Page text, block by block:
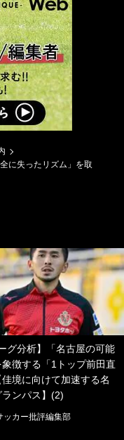
に失ったリズム」を取
グ分析】「名古屋の可能
徴する「1トップ前田直
境に向けて加速する名
ンパス】(2)
ッカー批評編集部